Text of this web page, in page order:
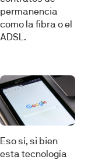
permanencia
como la fibra o el
ADSL.
Eso sí, si bien
esta tecnología